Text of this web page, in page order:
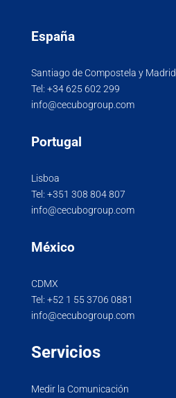
España
Santiago de Compostela y Madrid
Tel: +34 625 602 299
info@cecubogroup.com
Portugal
Lisboa
Tel: +351 308 804 807
info@cecubogroup.com
México
CDMX
Tel: +52 1 55 3706 0881
info@cecubogroup.com
Servicios
Medir la Comunicación